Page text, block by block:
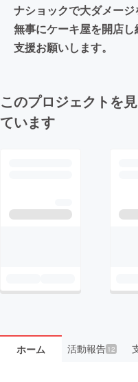
ナショックで大ダメー
無事にケーキ屋を開店
支援お願いします。
このプロジェクトを
ています
ホーム 活動報告12